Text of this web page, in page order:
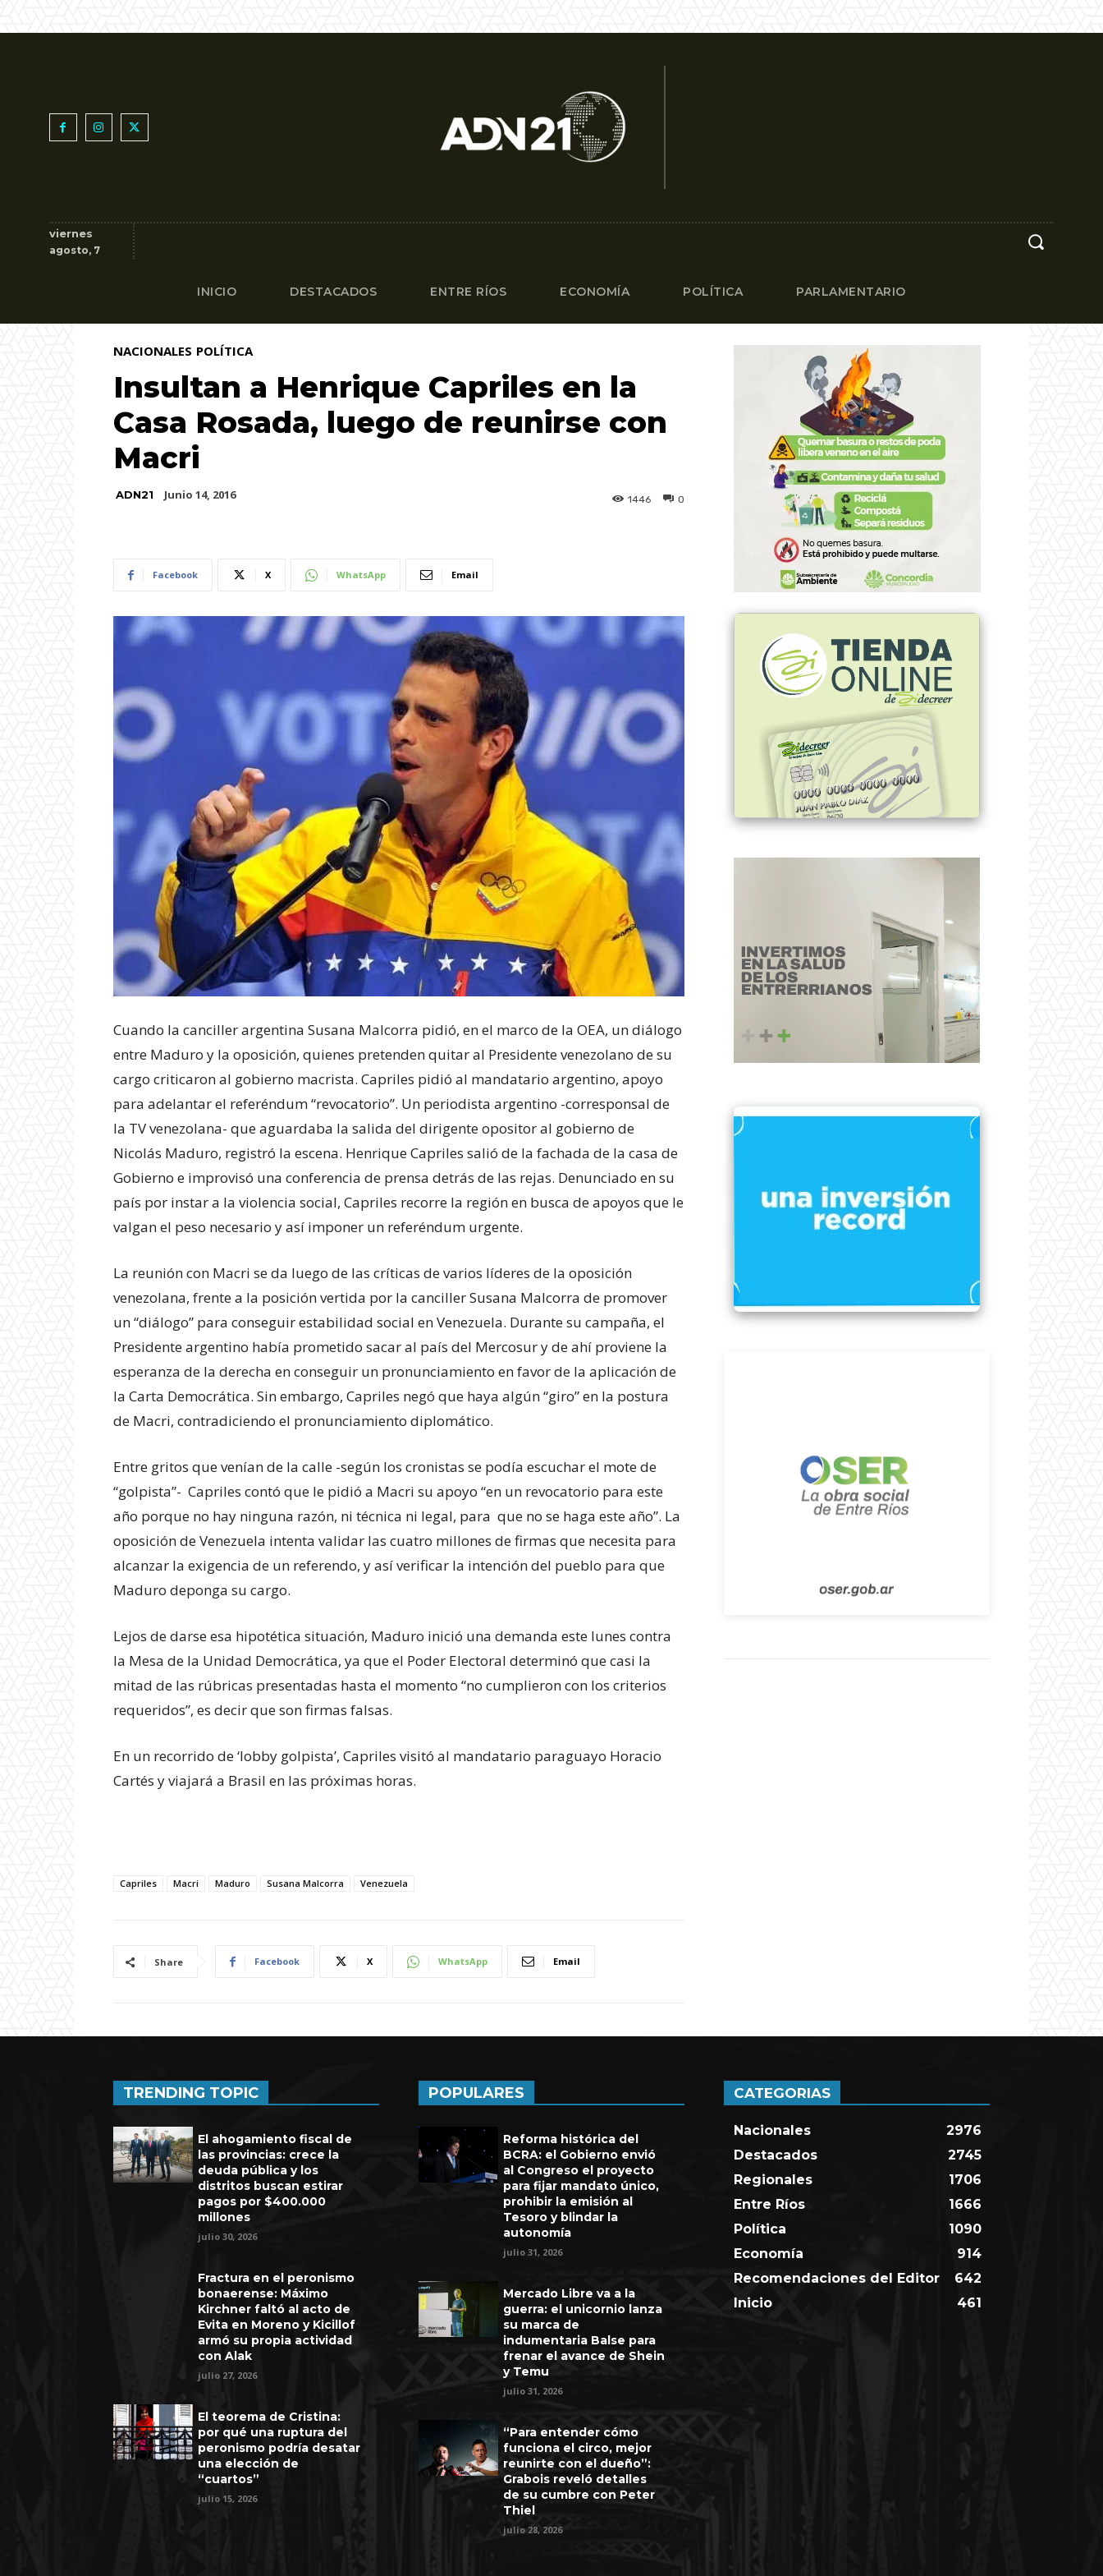
Experiencia de seis años en UEFA
viernes
agosto, 7
INICIO DESTACADOS ENTRE RÍOS ECONOMÍA POLÍTICA PARLAMENTARIO
NACIONALES POLÍTICA
Insultan a Henrique Capriles en la
Casa Rosada, luego de reunirse con
Macri
ADN21 Junio 14, 2016 0
1446
Facebook X WhatsApp Email
Cuando la canciller argentina Susana Malcorra pidió, en el marco de la OEA, un diálogo
entre Maduro y la oposición, quienes pretenden quitar al Presidente venezolano de su
cargo criticaron al gobierno macrista. Capriles pidió al mandatario argentino, apoyo
para adelantar el referéndum “revocatorio”. Un periodista argentino -corresponsal de
la TV venezolana- que aguardaba la salida del dirigente opositor al gobierno de
Nicolás Maduro, registró la escena. Henrique Capriles salió de la fachada de la casa de
Gobierno e improvisó una conferencia de prensa detrás de las rejas. Denunciado en su
país por instar a la violencia social, Capriles recorre la región en busca de apoyos que le
valgan el peso necesario y así imponer un referéndum urgente.
La reunión con Macri se da luego de las críticas de varios líderes de la oposición
venezolana, frente a la posición vertida por la canciller Susana Malcorra de promover
un “diálogo” para conseguir estabilidad social en Venezuela. Durante su campaña, el
Presidente argentino había prometido sacar al país del Mercosur y de ahí proviene la
esperanza de la derecha en conseguir un pronunciamiento en favor de la aplicación de
la Carta Democrática. Sin embargo, Capriles negó que haya algún “giro” en la postura
de Macri, contradiciendo el pronunciamiento diplomático.
Entre gritos que venían de la calle -según los cronistas se podía escuchar el mote de
“golpista”- Capriles contó que le pidió a Macri su apoyo “en un revocatorio para este
año porque no hay ninguna razón, ni técnica ni legal, para que no se haga este año”. La
oposición de Venezuela intenta validar las cuatro millones de firmas que necesita para
alcanzar la exigencia de un referendo, y así verificar la intención del pueblo para que
Maduro deponga su cargo.
Lejos de darse esa hipotética situación, Maduro inició una demanda este lunes contra
la Mesa de la Unidad Democrática, ya que el Poder Electoral determinó que casi la
mitad de las rúbricas presentadas hasta el momento “no cumplieron con los criterios
requeridos”, es decir que son firmas falsas.
En un recorrido de ‘lobby golpista’, Capriles visitó al mandatario paraguayo Horacio
Cartés y viajará a Brasil en las próximas horas.
Capriles Macri Maduro Susana Malcorra Venezuela
Share Facebook X WhatsApp Email
TRENDING TOPIC
El ahogamiento fiscal de
las provincias: crece la
deuda pública y los
distritos buscan estirar
pagos por $400.000
millones
julio 30, 2026
Fractura en el peronismo
bonaerense: Máximo
Kirchner faltó al acto de
Evita en Moreno y Kicillof
armó su propia actividad
con Alak
julio 27, 2026
El teorema de Cristina:
por qué una ruptura del
peronismo podría desatar
una elección de
“cuartos”
julio 15, 2026
POPULARES
Reforma histórica del
BCRA: el Gobierno envió
al Congreso el proyecto
para fijar mandato único,
prohibir la emisión al
Tesoro y blindar la
autonomía
julio 31, 2026
Mercado Libre va a la
guerra: el unicornio lanza
su marca de
indumentaria Balse para
frenar el avance de Shein
y Temu
julio 31, 2026
“Para entender cómo
funciona el circo, mejor
reunirte con el dueño”:
Grabois reveló detalles
de su cumbre con Peter
Thiel
julio 28, 2026
CATEGORIAS
Nacionales
2976
Destacados
2745
Regionales
1706
Entre Ríos
1666
Política
1090
Economía
914
Recomendaciones del Editor
642
Inicio
461